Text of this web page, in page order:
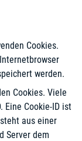
Cookies.
werden.
Cookies. Viele
Eine Cookie-ID ist
aus einer
Server dem